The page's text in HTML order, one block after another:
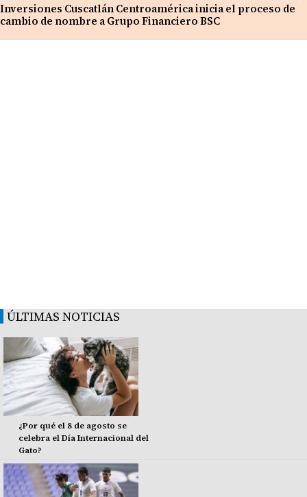
Inversiones Cuscatlán Centroamérica inicia el proceso de
cambio de nombre a Grupo Financiero BSC
ÚLTIMAS NOTICIAS
¿Por qué el 8 de agosto se
celebra el Día Internacional del
Gato?